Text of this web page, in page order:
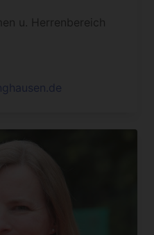
u. Herrenbereich